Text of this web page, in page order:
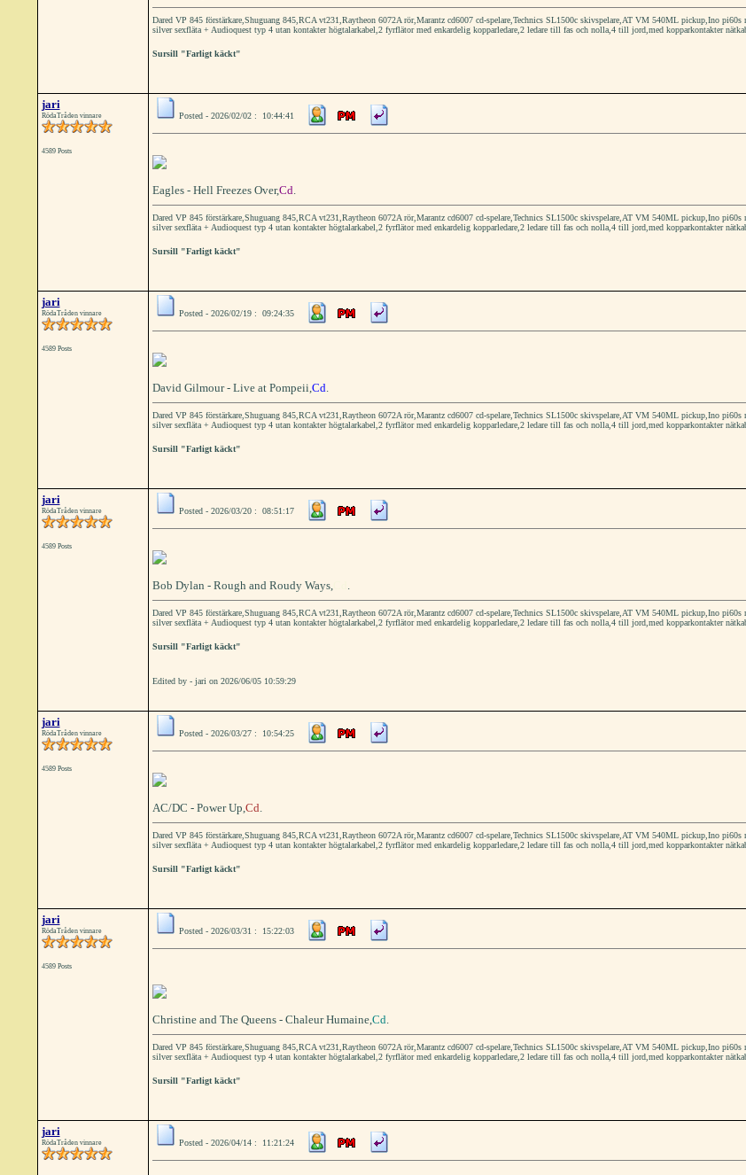
Dared VP 845 förstärkare,Shuguang 845,RCA vt231,Raytheon 6072A rör,Marantz cd6007 cd-spelare,Technics SL1500c skivspelare,AT VM 540ML pickup,Ino
silver sexfläta + Audioquest typ 4 utan kontakter högtalarkabel,2 fyrflätor med enkardelig kopparledare,2 ledare till fas och nolla,4 till jord,med kopparkontakter
Sursill "Farligt käckt"
jari
RödaTråden vinnare
4589 Posts
Posted - 2026/02/02 : 10:44:41
Eagles - Hell Freezes Over,Cd.
Dared VP 845 förstärkare,Shuguang 845,RCA vt231,Raytheon 6072A rör,Marantz cd6007 cd-spelare,Technics SL1500c skivspelare,AT VM 540ML pickup,Ino
silver sexfläta + Audioquest typ 4 utan kontakter högtalarkabel,2 fyrflätor med enkardelig kopparledare,2 ledare till fas och nolla,4 till jord,med kopparkontakter
Sursill "Farligt käckt"
jari
RödaTråden vinnare
4589 Posts
Posted - 2026/02/19 : 09:24:35
David Gilmour - Live at Pompeii,Cd.
Dared VP 845 förstärkare,Shuguang 845,RCA vt231,Raytheon 6072A rör,Marantz cd6007 cd-spelare,Technics SL1500c skivspelare,AT VM 540ML pickup,Ino
silver sexfläta + Audioquest typ 4 utan kontakter högtalarkabel,2 fyrflätor med enkardelig kopparledare,2 ledare till fas och nolla,4 till jord,med kopparkontakter
Sursill "Farligt käckt"
jari
RödaTråden vinnare
4589 Posts
Posted - 2026/03/20 : 08:51:17
Bob Dylan - Rough and Roudy Ways,Cd .
Dared VP 845 förstärkare,Shuguang 845,RCA vt231,Raytheon 6072A rör,Marantz cd6007 cd-spelare,Technics SL1500c skivspelare,AT VM 540ML pickup,Ino
silver sexfläta + Audioquest typ 4 utan kontakter högtalarkabel,2 fyrflätor med enkardelig kopparledare,2 ledare till fas och nolla,4 till jord,med kopparkontakter
Sursill "Farligt käckt"
Edited by - jari on 2026/06/05 10:59:29
jari
RödaTråden vinnare
4589 Posts
Posted - 2026/03/27 : 10:54:25
AC/DC - Power Up,Cd.
Dared VP 845 förstärkare,Shuguang 845,RCA vt231,Raytheon 6072A rör,Marantz cd6007 cd-spelare,Technics SL1500c skivspelare,AT VM 540ML pickup,Ino
silver sexfläta + Audioquest typ 4 utan kontakter högtalarkabel,2 fyrflätor med enkardelig kopparledare,2 ledare till fas och nolla,4 till jord,med kopparkontakter
Sursill "Farligt käckt"
jari
RödaTråden vinnare
4589 Posts
Posted - 2026/03/31 : 15:22:03
Christine and The Queens - Chaleur Humaine,Cd.
Dared VP 845 förstärkare,Shuguang 845,RCA vt231,Raytheon 6072A rör,Marantz cd6007 cd-spelare,Technics SL1500c skivspelare,AT VM 540ML pickup,Ino
silver sexfläta + Audioquest typ 4 utan kontakter högtalarkabel,2 fyrflätor med enkardelig kopparledare,2 ledare till fas och nolla,4 till jord,med kopparkontakter
Sursill "Farligt käckt"
jari
RödaTråden vinnare Posted - 2026/04/14 : 11:21:24